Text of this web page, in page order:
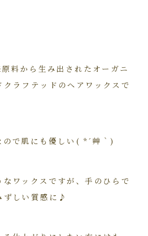
料から生み出されたオーガニ
クラフテッドのヘアワックスで
ので肌にも優しい( *´艸｀)
なワックスですが、手のひらで
ずしい質感に♪